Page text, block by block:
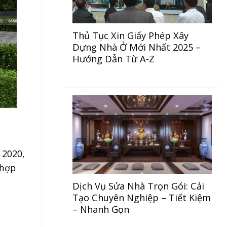
Thủ Tục Xin Giấy Phép Xây
Dựng Nhà Ở Mới Nhất 2025 –
Hướng Dẫn Từ A-Z
Dịch Vụ Sửa Nhà Trọn Gói: Cải
Tạo Chuyên Nghiệp – Tiết Kiệm
– Nhanh Gọn